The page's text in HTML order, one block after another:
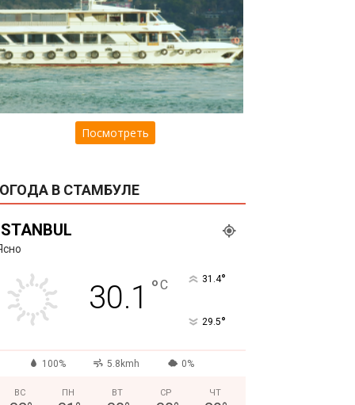
Посмотреть
В СТАМБУЛЕ
30.1 °C 31.4°
29.5°
100% 5.8kmh 0%
ВС ПН ВТ СР ЧТ